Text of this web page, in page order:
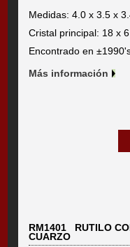
Medidas: 4.0 x 3.5 x
Cristal principal: 18 x 6
Encontrado en
Más información
RM1401 RUTILO
CUARZO